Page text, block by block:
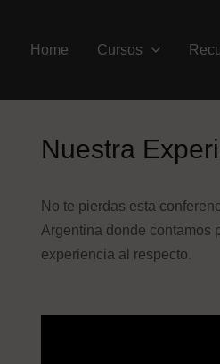
Home Cursos
Nuestra
No te pierdas esta
Argentina donde contamos
experiencia al respecto.